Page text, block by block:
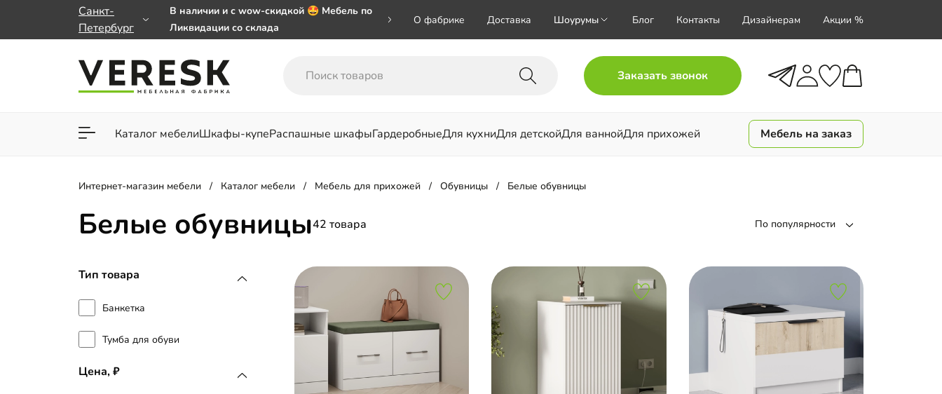
Санкт-
Петербург
В наличии и с wow-скидкой 🤩 Мебель по
Ликвидации со склада
заказе от 50 000 ₽
Важно! Наш Whatsapp переехал на номер
О фабрике Доставка Шоурумы Блог Контакты Дизайнерам Акции %
Заказать звонок
Каталог мебелиШкафы-купеРаспашные шкафыГардеробныеДля кухниДля детскойДля ваннойДля прихожей
Для гостиной Для спальни
Мебель на заказ
Интернет-магазин мебели Каталог мебели Мебель для прихожей Обувницы Белые обувницы
Белые обувницы42 товара По популярности
Тип товара
Банкетка
Тумба для обуви
Цена,